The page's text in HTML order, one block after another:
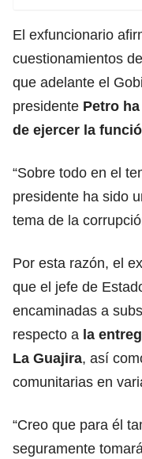
El exfuncionario
cuestionamientos
que adelante el
presidente Petro
de ejercer la
“Sobre todo en el
presidente ha sido
tema de la
Por esta razón, el
que el jefe de
encaminadas a
respecto a la
La Guajira, así
comunitarias en
“Creo que para él
seguramente